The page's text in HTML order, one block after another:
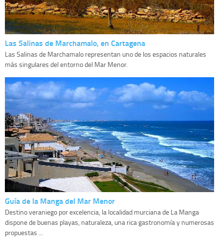
Las Salinas de Marchamalo, en Cartagena
Las Salinas de Marchamalo representan uno de los espacios naturales
más singulares del entorno del Mar Menor.
Guía de la Manga del Mar Menor
Destino veraniego por excelencia, la localidad murciana de La Manga
dispone de buenas playas, naturaleza, una rica gastronomía y numerosas
propuestas ...